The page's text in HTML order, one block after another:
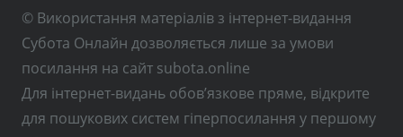
© Використання матеріалів з інтернет-видання
Субота Онлайн дозволяється лише за умови
посилання на сайт subota.online
Для інтернет-видань обов’язкове пряме, відкрите
для пошукових систем гіперпосилання у першому